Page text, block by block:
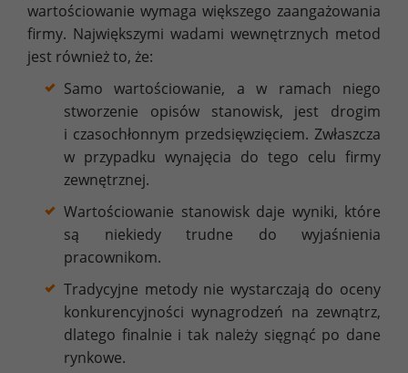
wartościowanie wymaga większego zaangażowania
firmy. Największymi wadami wewnętrznych metod
jest również to, że:
Samo wartościowanie, a w ramach niego
stworzenie opisów stanowisk, jest drogim
i czasochłonnym przedsięwzięciem. Zwłaszcza
w przypadku wynajęcia do tego celu firmy
zewnętrznej.
Wartościowanie stanowisk daje wyniki, które
są niekiedy trudne do wyjaśnienia
pracownikom.
Tradycyjne metody nie wystarczają do oceny
konkurencyjności wynagrodzeń na zewnątrz,
dlatego finalnie i tak należy sięgnąć po dane
rynkowe.